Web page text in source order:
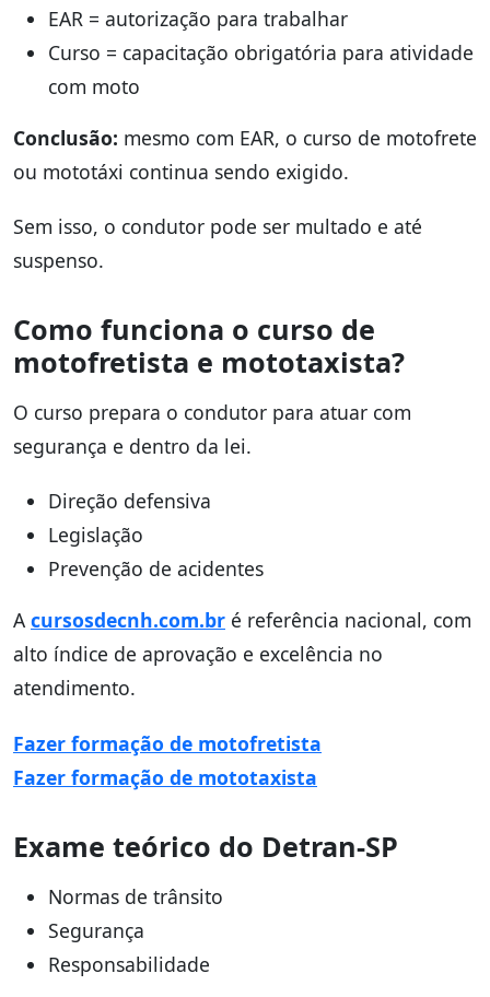
EAR = autorização para trabalhar
Curso = capacitação obrigatória para atividade
com moto
Conclusão: mesmo com EAR, o curso de motofrete
ou mototáxi continua sendo exigido.
Sem isso, o condutor pode ser multado e até
suspenso.
Como funciona o curso de
motofretista e mototaxista?
O curso prepara o condutor para atuar com
segurança e dentro da lei.
Direção defensiva
Legislação
Prevenção de acidentes
A cursosdecnh.com.br é referência nacional, com
alto índice de aprovação e excelência no
atendimento.
Fazer formação de motofretista
Fazer formação de mototaxista
Exame teórico do Detran-SP
Normas de trânsito
Segurança
Responsabilidade